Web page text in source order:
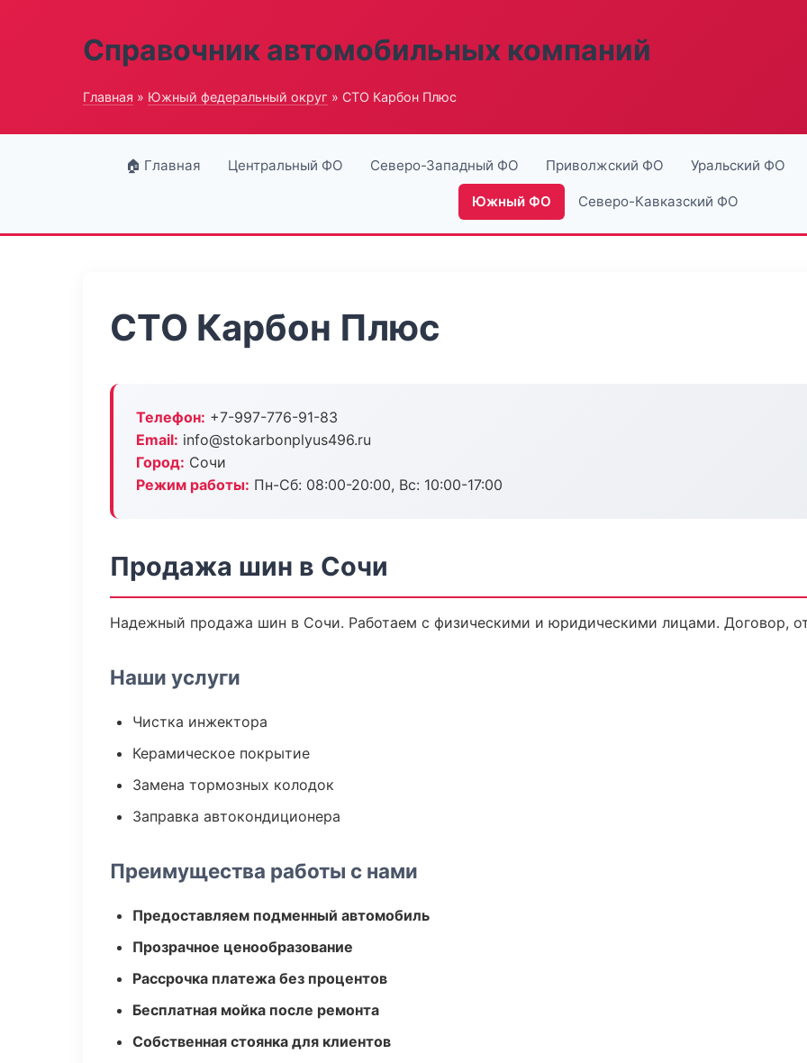
Справочник автомобильных компаний
Главная » Южный федеральный округ » СТО Карбон Плюс
🏠 Главная Центральный ФО Северо-Западный ФО Приволжский ФО Уральский ФО
Южный ФО Северо-Кавказский ФО
СТО Карбон Плюс
Телефон: +7-997-776-91-83
Email: info@stokarbonplyus496.ru
Город: Сочи
Режим работы: Пн-Сб: 08:00-20:00, Вс: 10:00-17:00
Продажа шин в Сочи
Надежный продажа шин в Сочи. Работаем с физическими и юридическими лицами. Договор,
Наши услуги
Чистка инжектора
Керамическое покрытие
Замена тормозных колодок
Заправка автокондиционера
Преимущества работы с нами
Предоставляем подменный автомобиль
Прозрачное ценообразование
Рассрочка платежа без процентов
Бесплатная мойка после ремонта
Собственная стоянка для клиентов